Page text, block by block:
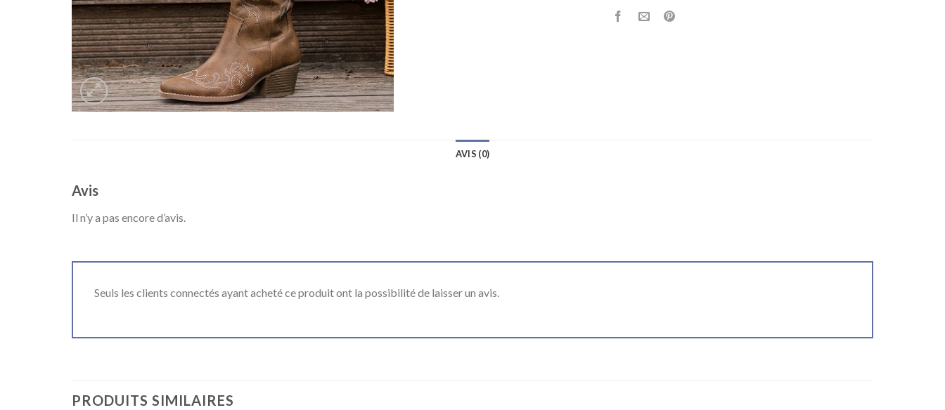
AVIS (0)
Avis
Il n’y a pas encore d’avis.
Seuls les clients connectés ayant acheté ce produit ont la possibilité de laisser un avis.
PRODUITS SIMILAIRES